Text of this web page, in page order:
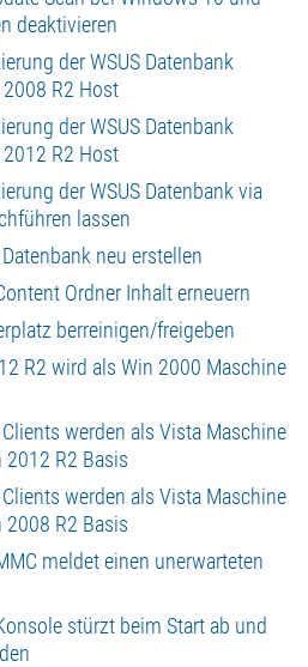
deaktivieren
der WSUS Datenbank
R2 Host
der WSUS Datenbank
R2 Host
der WSUS Datenbank via
lassen
neu erstellen
Ordner Inhalt erneuern
berreinigen/freigeben
R2 wird als Win 2000 Maschine
werden als Vista Maschine
2012 R2 Basis
werden als Vista Maschine
2008 R2 Basis
meldet einen unerwarteten
stürzt beim Start ab und